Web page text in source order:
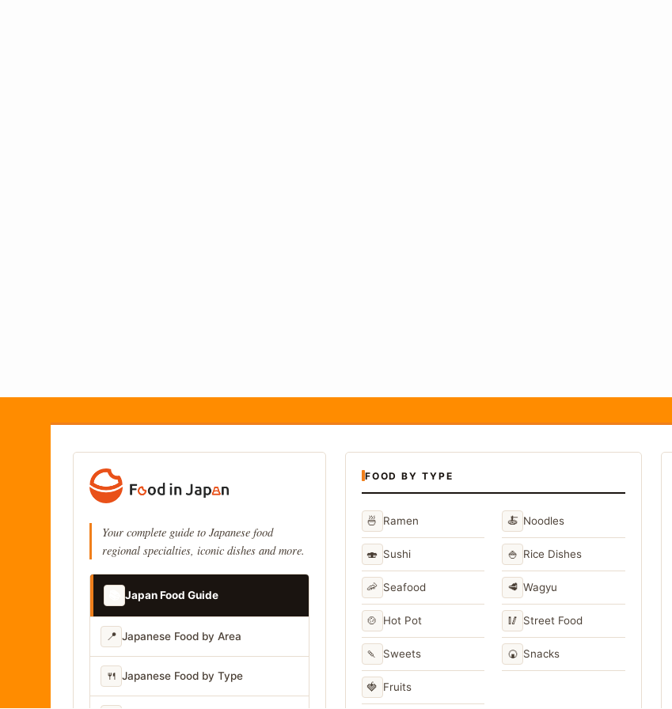
Your complete guide to Japanese food
regional specialties, iconic dishes and more.
Japan Food Guide
📍 Japanese Food by Area
🍴 Japanese Food by Type
FOOD BY TYPE
🍜 Ramen 🍝 Noodles
🍣 Sushi 🍚 Rice Dishes
🦐 Seafood 🥩 Wagyu
🍲 Hot Pot 🥢 Street Food
🍡 Sweets 🍘 Snacks
🍓 Fruits